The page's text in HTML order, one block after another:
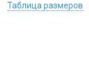
Таблица размеров